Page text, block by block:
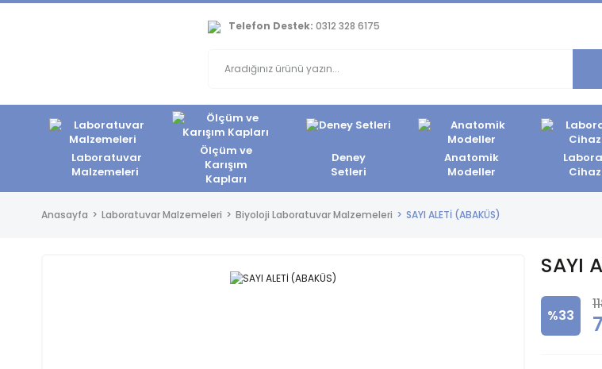
Telefon Destek: 0312 328 6175
Laboratuvar
Malzemeleri
Ölçüm ve
Karışım
Kapları
Deney
Setleri
Anatomik
Modeller
Anasayfa Laboratuvar Malzemeleri Biyoloji Laboratuvar Malzemeleri SAYI ALETİ (ABAKÜS)
SAYI
%33